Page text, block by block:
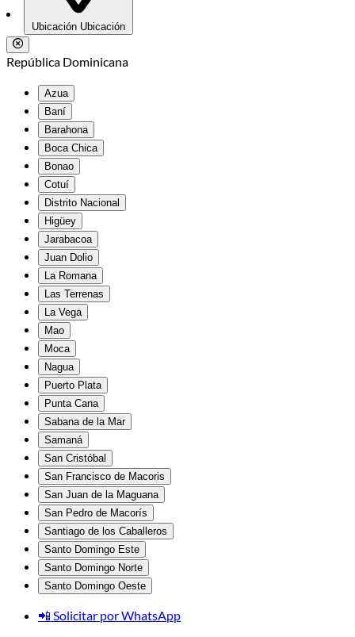
Ubicación Ubicación
República Dominicana
Azua
Baní
Barahona
Boca Chica
Bonao
Cotuí
Distrito Nacional
Higüey
Jarabacoa
Juan Dolio
La Romana
Las Terrenas
La Vega
Mao
Moca
Nagua
Puerto Plata
Punta Cana
Sabana de la Mar
Samaná
San Cristóbal
San Francisco de Macoris
San Juan de la Maguana
San Pedro de Macorís
Santiago de los Caballeros
Santo Domingo Este
Santo Domingo Norte
Santo Domingo Oeste
📲 Solicitar por WhatsApp